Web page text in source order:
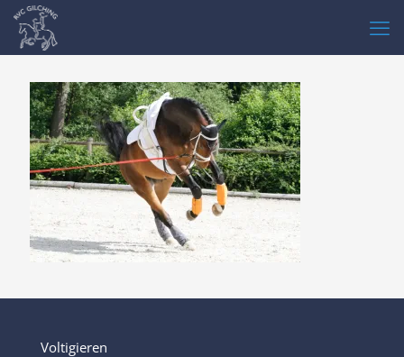
Voltigieren